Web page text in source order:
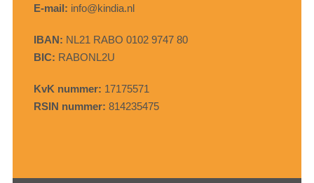
E-mail: info@kindia.nl
IBAN: NL21 RABO 0102 9747 80
BIC: RABONL2U
KvK nummer: 17175571
RSIN nummer: 814235475